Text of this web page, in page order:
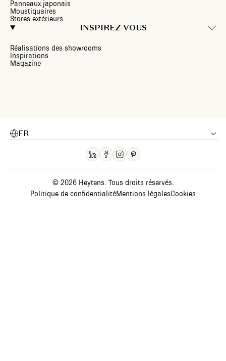
Panneaux japonais
Moustiquaires
Stores extérieurs
INSPIREZ-VOUS
Réalisations des showrooms
Inspirations
Magazine
FR
© 2026 Heytens. Tous droits réservés.
Politique de confidentialitéMentions légalesCookies